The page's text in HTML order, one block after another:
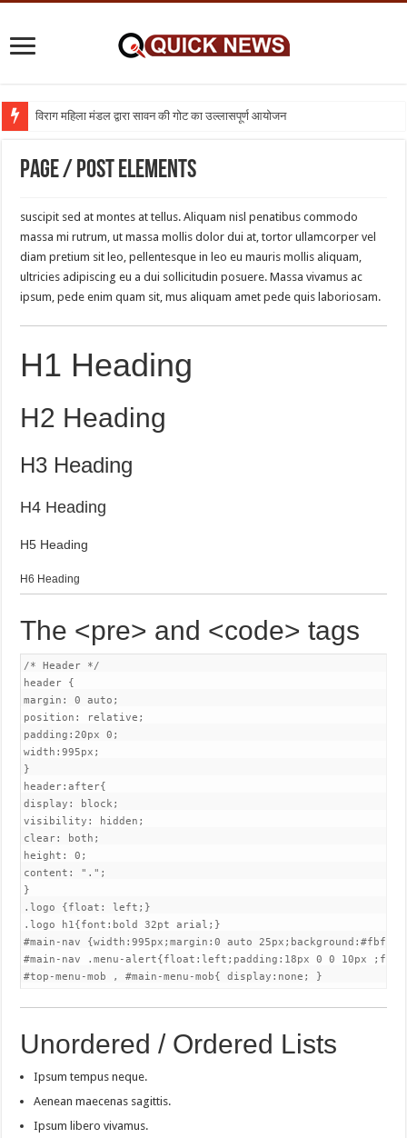
विराग महिला मंडल द्वारा सावन की गोट का उल्लासपूर्ण आयोजन
शिक्षा का व्यवसायीकरण क्यों : तो क्या निजी विद्यालय बंद कर दिए जाए
Page / Post Elements
suscipit sed at montes at tellus. Aliquam nisl penatibus commodo
massa mi rutrum, ut massa mollis dolor dui at, tortor ullamcorper vel
diam pretium sit leo, pellentesque in leo eu mauris mollis aliquam,
ultricies adipiscing eu a dui sollicitudin posuere. Massa vivamus ac
ipsum, pede enim quam sit, mus aliquam amet pede quis laboriosam.
H1 Heading
H2 Heading
H3 Heading
H4 Heading
H5 Heading
H6 Heading
The <pre> and <code> tags
/* Header */
header {
margin: 0 auto;
position: relative;
padding:20px 0;
width:995px;
}
header:after{
display: block;
visibility: hidden;
clear: both;
height: 0;
content: ".";
}
.logo {float: left;}
.logo h1{font:bold 32pt arial;}
#main-nav {width:995px;margin:0 auto
#main-nav .menu-alert{float:left;padding:18px 0 0 10px
#top-menu-mob , #main-menu-mob{ display:none; }
Unordered / Ordered Lists
Ipsum tempus neque.
Aenean maecenas sagittis.
Ipsum libero vivamus.